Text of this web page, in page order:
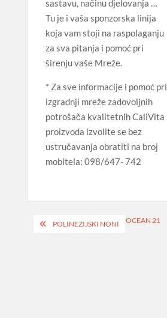
sastavu, načinu djelovanja …
Tu je i vaša sponzorska linija
koja vam stoji na raspolaganju
za sva pitanja i pomoć pri
širenju vaše Mreže.
* Za sve informacije i pomoć pri
izgradnji mreže zadovoljnih
potrošača kvalitetnih CaliVita
proizvoda izvolite se bez
ustručavanja obratiti na broj
mobitela: 098/647- 742
Navigacija
POLINEZIJSKI NONI OCEAN 21